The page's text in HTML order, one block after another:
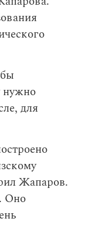
нужно
для
Жапаров.
Оно